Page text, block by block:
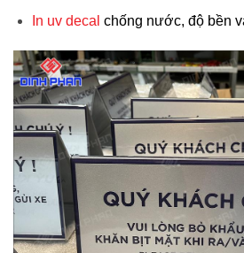
In uv decal chống nước, độ bền